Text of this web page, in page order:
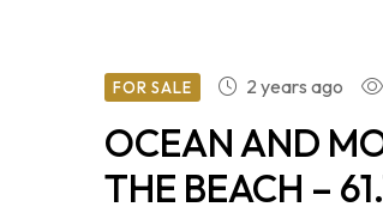
FOR SALE 2 years ago
OCEAN AND
THE BEACH –